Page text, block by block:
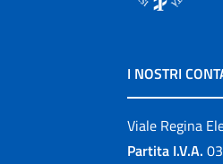
I NOSTRI
Viale Regina
Partita I.V.A.